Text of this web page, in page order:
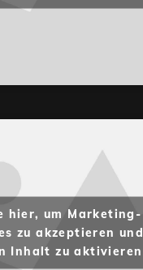
hier, um Marketing-
zu akzeptieren und
Inhalt zu aktivieren